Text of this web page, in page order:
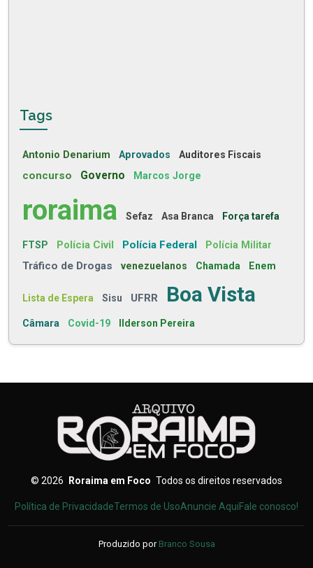
Tags
Antonio Denarium Aprovados Auditores Fiscais
concurso Governo Marcos Jorge
roraima Sefaz Asa Branca Força tarefa
FTSP Polícia Civil Polícia Federal Polícia Militar
Tráfico de Drogas venezuelanos Chamada Enem
Lista de Espera Sisu UFRR Boa Vista
Câmara Covid-19 Ilderson Pereira
© 2026 Roraima em Foco Todos os direitos reservados
Política de PrivacidadeTermos de UsoAnuncie AquiFale conosco!
Produzido por Branco Sousa